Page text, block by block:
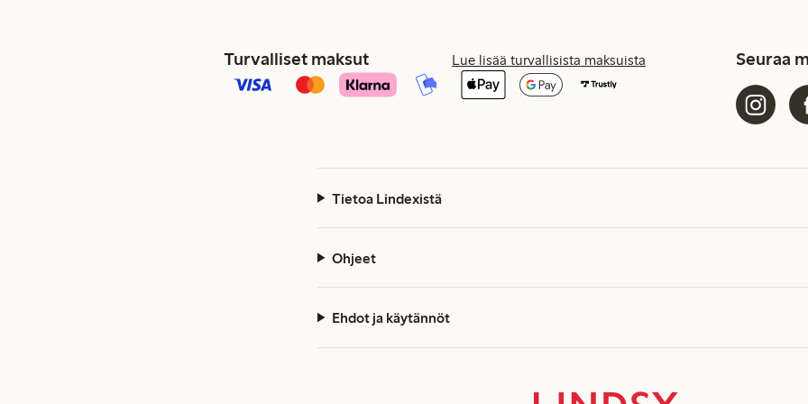
Turvalliset maksut Lue lisää turvallisista maksuista Seuraa
Tietoa Lindexistä
Ohjeet
Ehdot ja käytännöt